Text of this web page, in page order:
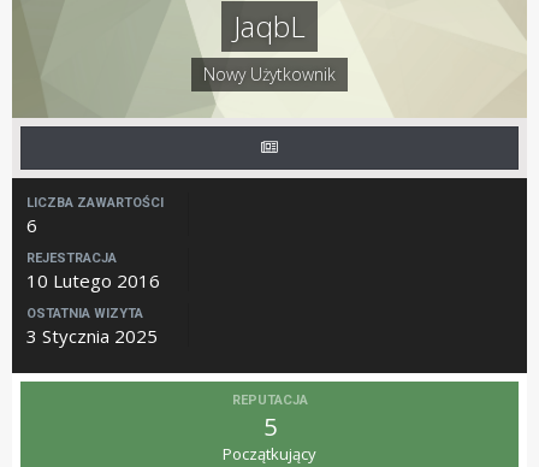
JaqbL
Nowy Użytkownik
LICZBA ZAWARTOŚCI
6
REJESTRACJA
10 Lutego 2016
OSTATNIA WIZYTA
3 Stycznia 2025
REPUTACJA
5
Początkujący